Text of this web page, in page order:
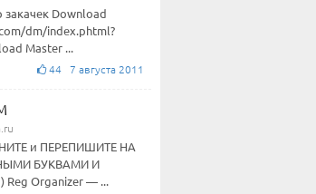
Download
dm/index.phtml?
Master ...
44 7 августа 2011
и ПЕРЕПИШИТЕ НА
БУКВАМИ И
Reg Organizer — ...